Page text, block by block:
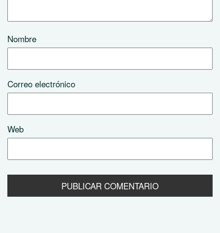
Nombre
Correo electrónico
Web